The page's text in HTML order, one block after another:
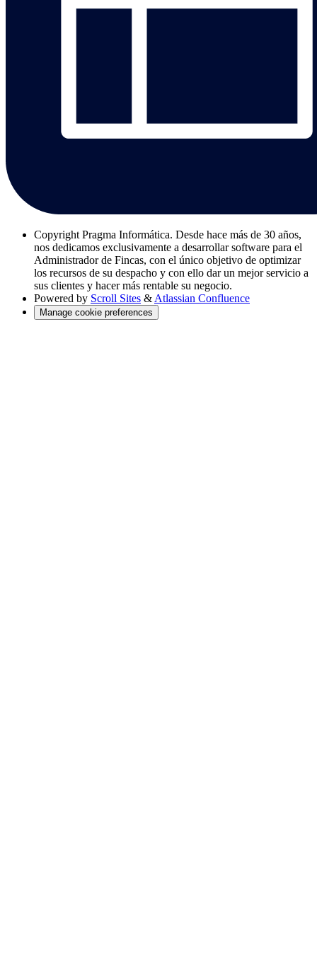
Copyright Pragma Informática. Desde hace más de 30 años,
nos dedicamos exclusivamente a desarrollar software para el
Administrador de Fincas, con el único objetivo de optimizar
los recursos de su despacho y con ello dar un mejor servicio a
sus clientes y hacer más rentable su negocio.
Powered by Scroll Sites & Atlassian Confluence
Manage cookie preferences